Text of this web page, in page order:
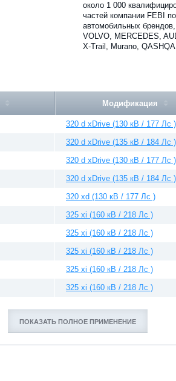
около 1 000
частей компании FEBI
автомобильных
VOLVO, MERCEDES,
X-Trail, Murano,
Модификация
320 d xDrive (130 кВ / 177 Лс )
320 d xDrive (135 кВ / 184 Лс )
320 d xDrive (130 кВ / 177 Лс )
320 d xDrive (135 кВ / 184 Лс )
320 xd (130 кВ / 177 Лс )
325 xi (160 кВ / 218 Лс )
325 xi (160 кВ / 218 Лс )
325 xi (160 кВ / 218 Лс )
325 xi (160 кВ / 218 Лс )
325 xi (160 кВ / 218 Лс )
ПОКАЗАТЬ ПОЛНОЕ ПРИМЕНЕНИЕ